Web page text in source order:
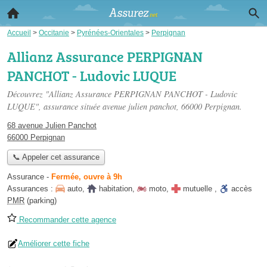
Accueil > Occitanie > Pyrénées-Orientales > Perpignan
Allianz Assurance PERPIGNAN
PANCHOT - Ludovic LUQUE
Découvrez "Allianz Assurance PERPIGNAN PANCHOT - Ludovic
LUQUE", assurance située avenue julien panchot, 66000 Perpignan.
68 avenue Julien Panchot
66000 Perpignan
📞 Appeler cet assurance
Assurance - Fermée, ouvre à 9h
Assurances :
auto, habitation, moto, mutuelle ,
accès
PMR (parking)
Recommander cette agence
Améliorer cette fiche